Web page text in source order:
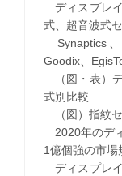
ディスプレ
式、超音波式
Synaptics
Goodix、
（図・表）
式別比較
（図）指紋
2020年のデ
1億個強の市場
ディスプレ